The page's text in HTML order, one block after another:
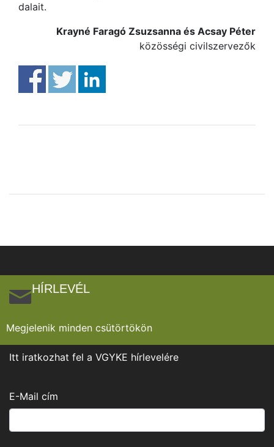
dalait.
Krayné Faragó Zsuzsanna és Acsay Péter
közösségi civilszervezők
HÍRLEVÉL
Megjelenik minden csütörtökön
Itt iratkozhat fel a VGYKE hírlevelére
E-Mail cím